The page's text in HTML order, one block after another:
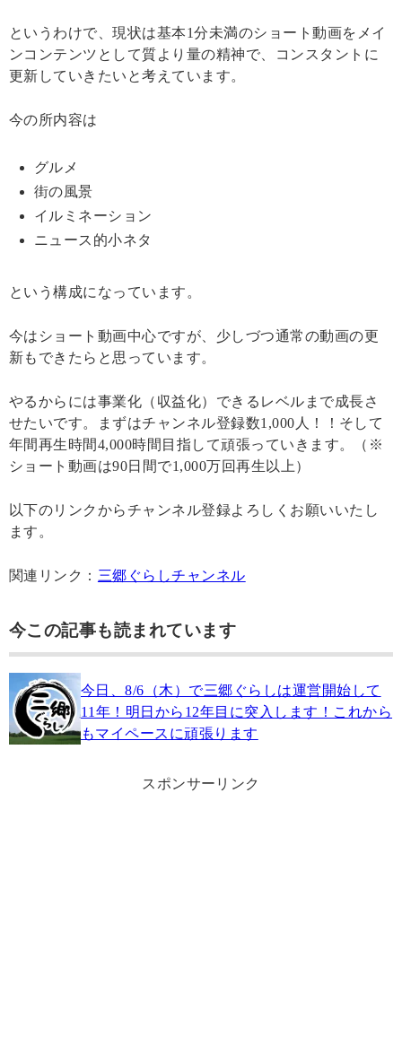
というわけで、現状は基本1分未満のショート動画をメイ
ンコンテンツとして質より量の精神で、コンスタントに
更新していきたいと考えています。
今の所内容は
グルメ
街の風景
イルミネーション
ニュース的小ネタ
という構成になっています。
今はショート動画中心ですが、少しづつ通常の動画の更
新もできたらと思っています。
やるからには事業化（収益化）できるレベルまで成長さ
せたいです。まずはチャンネル登録数1,000人！！そして
年間再生時間4,000時間目指して頑張っていきます。（※
ショート動画は90日間で1,000万回再生以上）
以下のリンクからチャンネル登録よろしくお願いいたし
ます。
関連リンク： 三郷ぐらしチャンネル
今この記事も読まれています
今日、8/6（木）で三郷ぐらしは運営開始して
11年！明日から12年目に突入します！これから
もマイペースに頑張ります
スポンサーリンク